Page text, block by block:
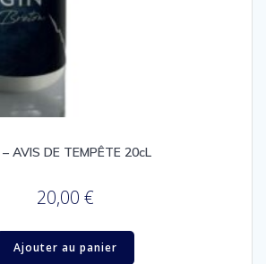
AVIS DE TEMPÊTE 20cL
20,00 €
Ajouter au panier